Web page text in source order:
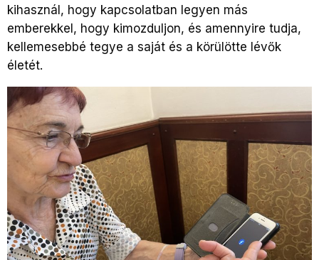
kihasznál, hogy kapcsolatban legyen más
emberekkel, hogy kimozduljon, és amennyire tudja,
kellemesebbé tegye a saját és a körülötte lévők
életét.